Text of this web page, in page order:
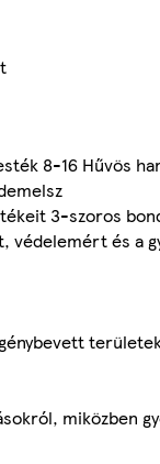
8-16 Hűvös
3-szoros
és a
miközben